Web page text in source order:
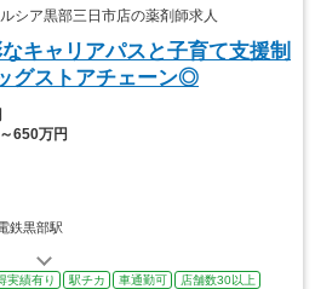
シア黒部三日市店の薬剤師求人
キャリアパスと子育て支援制
グストアチェーン◎
650万円
鉄黒部駅
実績有り 駅チカ 車通勤可
店舗数30以上